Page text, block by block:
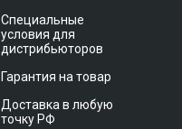
Специальные
условия для
дистрибьюторов
Гарантия на товар
Доставка в любую
точку РФ